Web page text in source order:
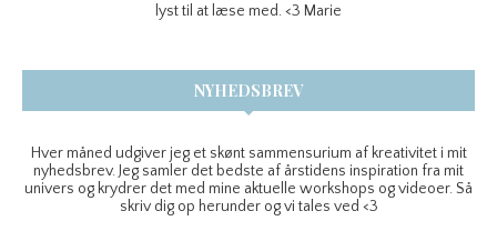
lyst til at læse med. <3 Marie
NYHEDSBREV
Hver måned udgiver jeg et skønt sammensurium af kreativitet i mit
nyhedsbrev. Jeg samler det bedste af årstidens inspiration fra mit
univers og krydrer det med mine aktuelle workshops og videoer. Så
skriv dig op herunder og vi tales ved <3